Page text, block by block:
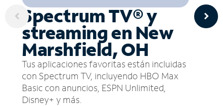
Spectrum TV® y
streaming en New
Marshfield, OH
Tus aplicaciones favoritas están incluidas
con Spectrum TV, incluyendo HBO Max
Basic con anuncios, ESPN Unlimited,
Disney+ y más.